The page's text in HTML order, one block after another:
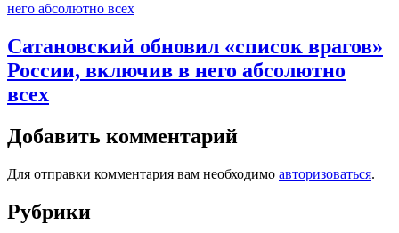
Сатановский обновил «список врагов»
России, включив в него абсолютно
всех
Добавить комментарий
Для отправки комментария вам необходимо авторизоваться.
Рубрики